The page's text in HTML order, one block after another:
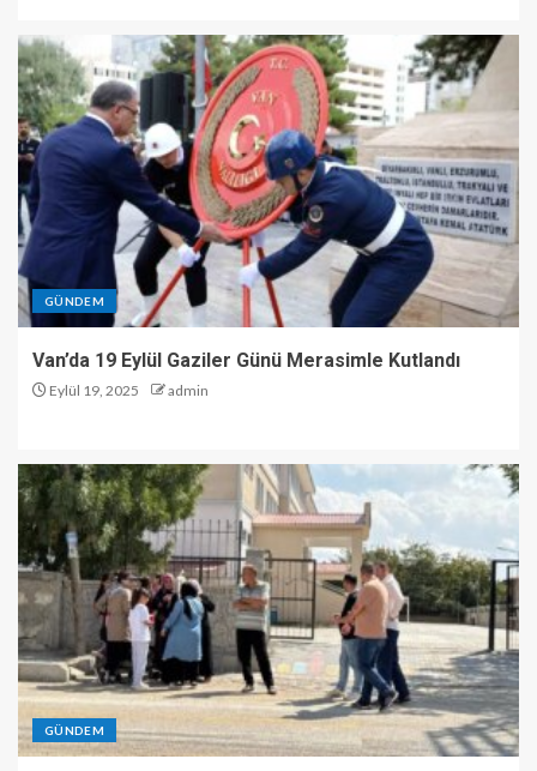
GÜNDEM
Van’da 19 Eylül Gaziler Günü Merasimle Kutlandı
Eylül 19, 2025 admin
GÜNDEM